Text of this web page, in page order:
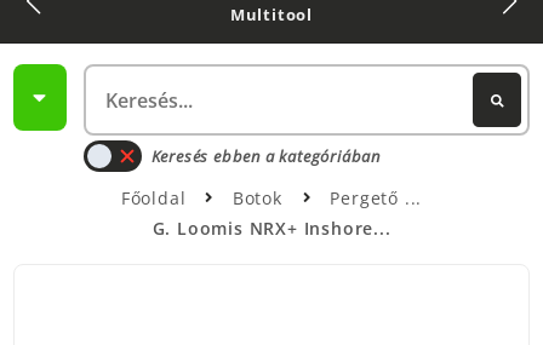
Multitool
Keresés ebben a kategóriában
Főoldal Botok
Pergető
G. Loomis NRX+ Inshore...